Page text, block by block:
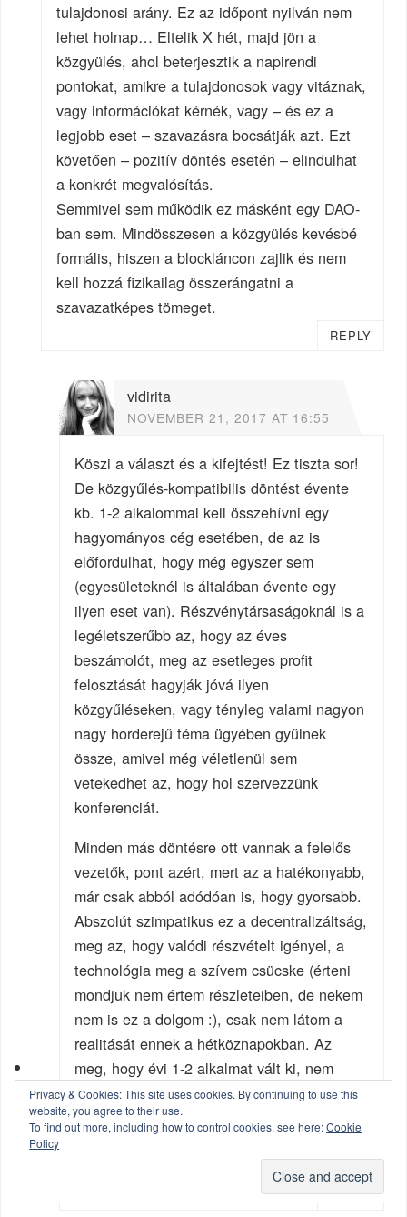
tulajdonosi arány. Ez az időpont nyilván nem
lehet holnap… Eltelik X hét, majd jön a
közgyülés, ahol beterjesztik a napirendi
pontokat, amikre a tulajdonosok vagy vitáznak,
vagy információkat kérnék, vagy – és ez a
legjobb eset – szavazásra bocsátják azt. Ezt
követően – pozitív döntés esetén – elindulhat
a konkrét megvalósítás.
Semmivel sem működik ez másként egy DAO-
ban sem. Mindösszesen a közgyülés kevésbé
formális, hiszen a blockláncon zajlik és nem
kell hozzá fizikailag összerángatni a
szavazatképes tömeget.
REPLY
vidirita
NOVEMBER 21, 2017 AT 16:55
Köszi a választ és a kifejtést! Ez tiszta sor!
De közgyűlés-kompatibilis döntést évente
kb. 1-2 alkalommal kell összehívni egy
hagyományos cég esetében, de az is
előfordulhat, hogy még egyszer sem
(egyesületeknél is általában évente egy
ilyen eset van). Részvénytársaságoknál is a
legéletszerűbb az, hogy az éves
beszámolót, meg az esetleges profit
felosztását hagyják jóvá ilyen
közgyűléseken, vagy tényleg valami nagyon
nagy horderejű téma ügyében gyűlnek
össze, amivel még véletlenül sem
vetekedhet az, hogy hol szervezzünk
konferenciát.
Minden más döntésre ott vannak a felelős
vezetők, pont azért, mert az a hatékonyabb,
már csak abból adódóan is, hogy gyorsabb.
Abszolút szimpatikus ez a decentralizáltság,
meg az, hogy valódi részvételt igényel, a
technológia meg a szívem csücske (érteni
mondjuk nem értem részleteiben, de nekem
nem is ez a dolgom :), csak nem látom a
realitását ennek a hétköznapokban. Az
meg, hogy évi 1-2 alkalmat vált ki, nem
tűnik eléggé átütő erőnek.
Vagy csak én nem érzem annak, és még az
REPLY
Privacy & Cookies: This site uses cookies. By continuing to use this
website, you agree to their use.
To find out more, including how to control cookies, see here:Cookie
Policy